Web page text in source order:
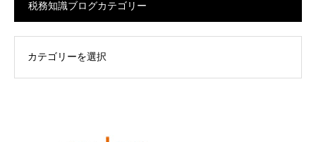
税務知識ブログカテゴリー